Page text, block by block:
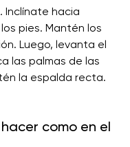
Inclínate hacia
pies. Mantén los
Luego, levanta el
las palmas de las
la espalda recta.
como en el